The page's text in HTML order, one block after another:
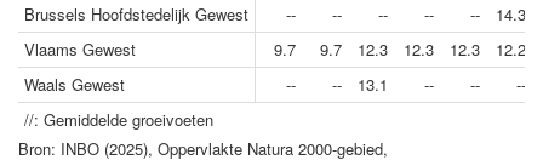
Brussels Hoofdstedelijk Gewest
-- -- -- -- -- 14.3
Vlaams Gewest
9.7 9.7 12.3 12.3 12.3 12.2
Waals Gewest
-- -- 13.1 -- -- --
//: Gemiddelde groeivoeten
Bron: INBO (2025), Oppervlakte Natura 2000-gebied,